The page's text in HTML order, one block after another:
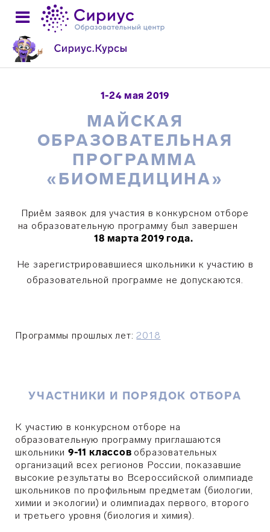
1-24 мая 2019
МАЙСКАЯ
ОБРАЗОВАТЕЛЬНАЯ
ПРОГРАММА
«БИОМЕДИЦИНА»
Приём заявок для участия в конкурсном отборе
на образовательную программу был завершен
18 марта 2019 года.
Не зарегистрировавшиеся школьники к участию в
образовательной программе не допускаются.
Программы прошлых лет:2018
УЧАСТНИКИ И ПОРЯДОК ОТБОРА
К участию в конкурсном отборе на
образовательную программу приглашаются
школьники9-11 классов образовательных
организаций всех регионов России, показавшие
высокие результаты во Всероссийской олимпиаде
школьников по профильным предметам (биологии,
химии и экологии) и олимпиадах первого, второго
и третьего уровня (биология и химия).